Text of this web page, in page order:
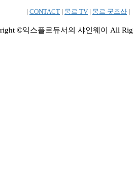
| CONTACT | 몽르 TV | 몽르 굿즈샵 |
©익스플로듀서의 샤인웨이 All